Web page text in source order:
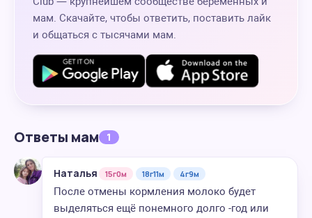
мам. Скачайте, чтобы ответить, поставить лайк
и общаться с тысячами мам.
Ответы мам 1
Наталья 15г0м 18г11м 4г9м
После отмены кормления молоко будет
выделяться ещё понемного долго -год или